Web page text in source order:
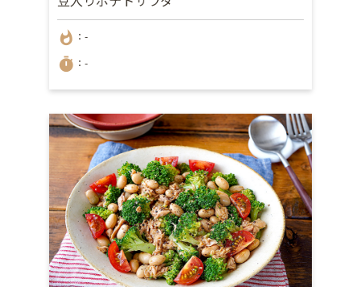
whatshot ：-
timer ：-